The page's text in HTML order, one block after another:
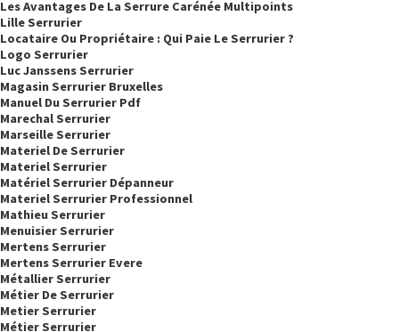
Les Avantages De La Serrure Carénée Multipoints
Lille Serrurier
Locataire Ou Propriétaire : Qui Paie Le Serrurier ?
Logo Serrurier
Luc Janssens Serrurier
Magasin Serrurier Bruxelles
Manuel Du Serrurier Pdf
Marechal Serrurier
Marseille Serrurier
Materiel De Serrurier
Materiel Serrurier
Matériel Serrurier Dépanneur
Materiel Serrurier Professionnel
Mathieu Serrurier
Menuisier Serrurier
Mertens Serrurier
Mertens Serrurier Evere
Métallier Serrurier
Métier De Serrurier
Metier Serrurier
Métier Serrurier